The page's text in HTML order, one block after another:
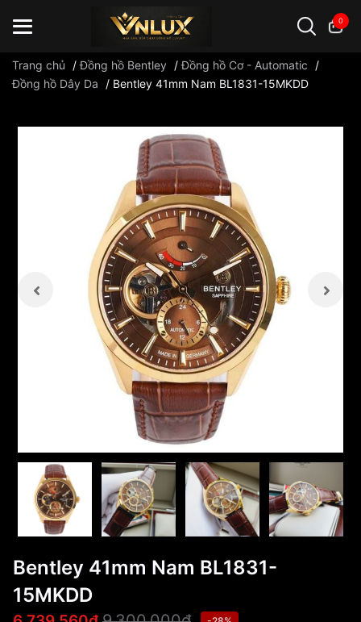
0
Trang chủ /Đồng hồ Bentley /Đồng hồ Cơ - Automatic
/
Đồng hồ Dây Da
/ Bentley 41mm Nam BL1831-15MKDD
Bentley 41mm Nam BL1831-
15MKDD